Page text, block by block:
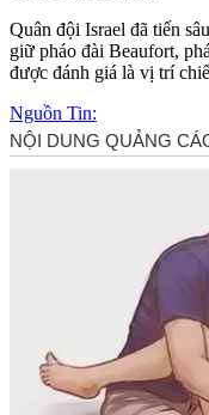
Quân đội Israel đã tiến
giữ pháo đài Beaufort,
được đánh giá là vị trí
Nguồn Tin: